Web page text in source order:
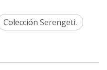
Colección Serengeti.